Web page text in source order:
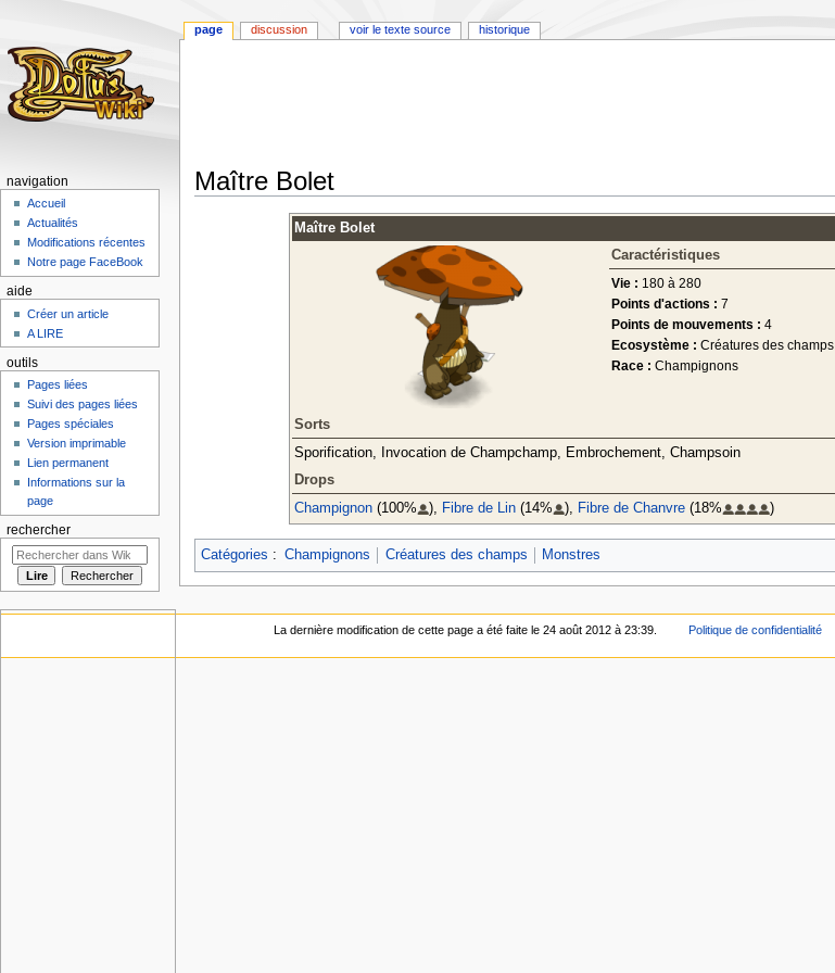
Maître Bolet
Maître Bolet
Caractéristiques
Vie : 180 à 280
Points d'actions : 7
Points de mouvements : 4
Ecosystème : Créatures des champs
Race : Champignons
Sorts
Sporification, Invocation de Champchamp, Embrochement, Champsoin
Drops
Champignon(100% ), Fibre de Lin(14% ), Fibre de Chanvre(18% )
Catégories : Champignons Créatures des champs Monstres
page discussion voir le texte source historique
navigation
Accueil
Actualités
Modifications récentes
Notre page FaceBook
aide
Créer un article
A LIRE
outils
Pages liées
Suivi des pages liées
Pages spéciales
Version imprimable
Lien permanent
Informations sur la
page
rechercher
La dernière modification de cette page a été faite le 24 août 2012 à 23:39. Politique de confidentialité